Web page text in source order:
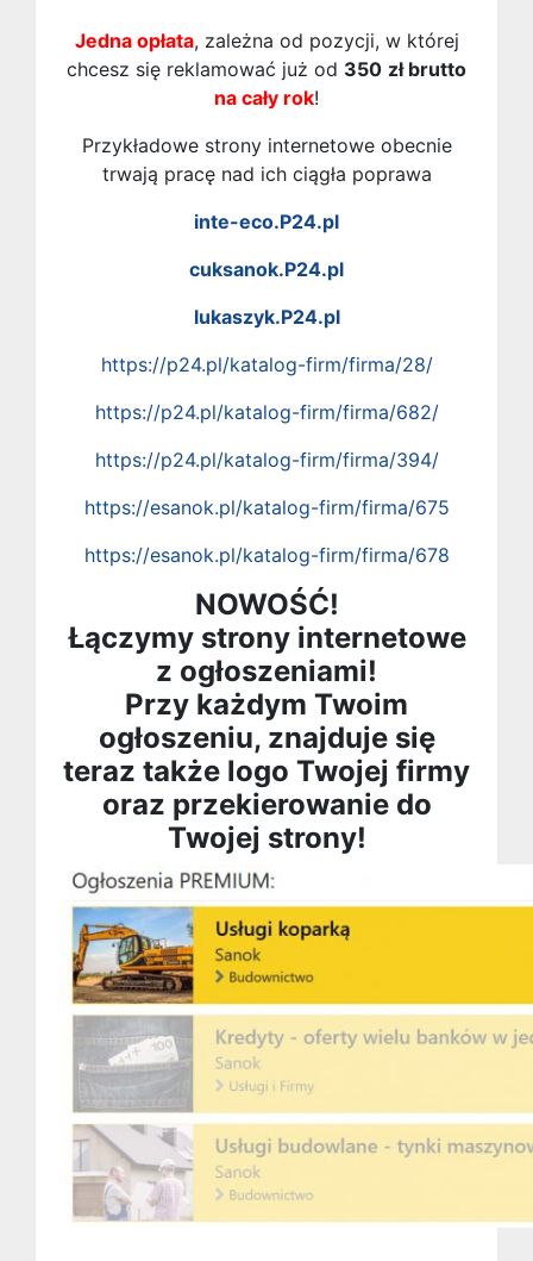
Jedna opłata, zależna od pozycji, w której
chcesz się reklamować już od 350 zł brutto
na cały rok!
Przykładowe strony internetowe obecnie
trwają pracę nad ich ciągła poprawa
inte-eco.P24.pl
cuksanok.P24.pl
lukaszyk.P24.pl
https://p24.pl/katalog-firm/firma/28/
https://p24.pl/katalog-firm/firma/682/
https://p24.pl/katalog-firm/firma/394/
https://esanok.pl/katalog-firm/firma/675
https://esanok.pl/katalog-firm/firma/678
NOWOŚĆ!
Łączymy strony internetowe
z ogłoszeniami!
Przy każdym Twoim
ogłoszeniu, znajduje się
teraz także logo Twojej firmy
oraz przekierowanie do
Twojej strony!